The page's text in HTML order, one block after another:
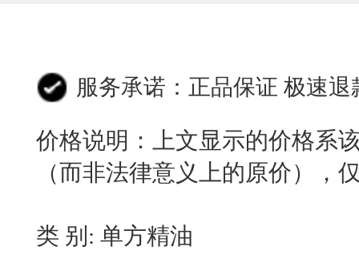
服务承诺：正品保证 极速
价格说明：上文显示的价格系
（而非法律意义上的原价），
类 别: 单方精油